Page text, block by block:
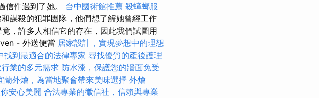
信件遇到了她。 台中國術館推薦 殺蟑螂服
謀殺的犯罪團隊，他們想了解她曾經工作
，許多人相信它的存在，因此我們試圖用
- 外送便當 居家設計，實現夢想中的理想
找到最適合的法律專家 尋找優質的產後護理
業的多元需求 防水漆，保護您的牆面免受
蘭外燴，為當地聚會帶來美味選擇 外燴
安心美麗 合法專業的徵信社，信賴與專業